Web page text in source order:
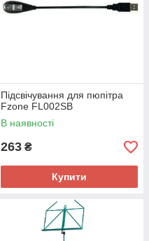
Підсвічування для пюпітра
Fzone FL002SB
В наявності
263 ₴
Купити